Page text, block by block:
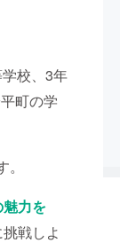
校、3年
町の学
力を
戦しよ